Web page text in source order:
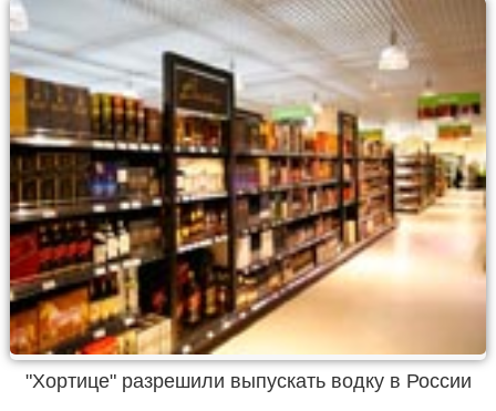
"Хортице" разрешили выпускать водку в России